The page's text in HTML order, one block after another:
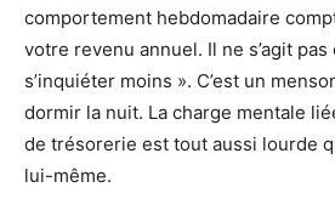
comportement hebdomadaire
votre revenu annuel. Il ne s’agit
s’inquiéter moins ». C’est un
dormir la nuit. La charge mentale
de trésorerie est tout aussi lourde
lui-même.